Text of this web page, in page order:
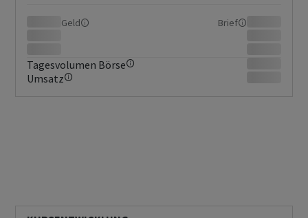
Geld Brief
Tagesvolumen Börse
Umsatz